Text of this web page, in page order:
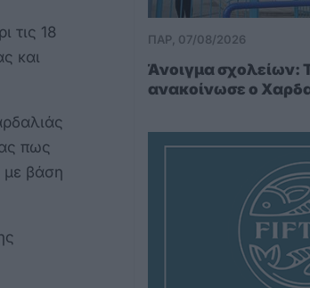
τις 18
και
πως
με βάση
ΠΑΡ, 07/08/2026
Άνοιγμα σχολείων:
ανακοίνωσε ο